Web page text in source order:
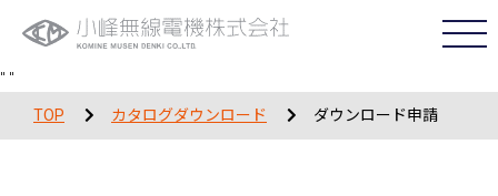
" "
TOP カタログダウンロード ダウンロード申請